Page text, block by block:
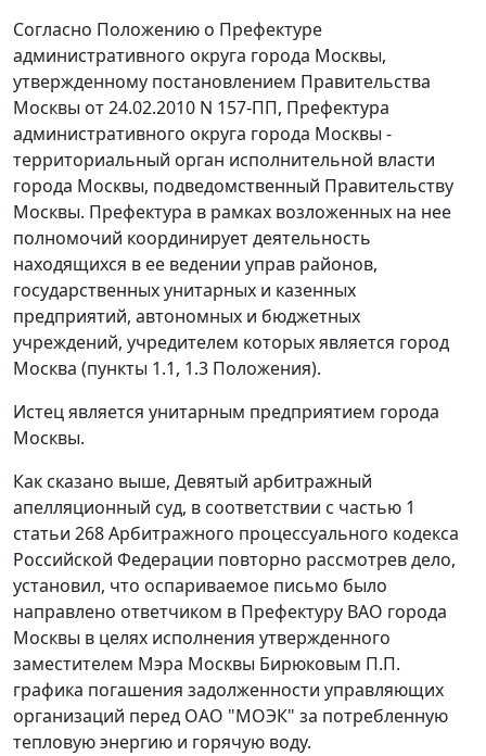
Согласно Положению о Префектуре
административного округа города Москвы,
утвержденному постановлением Правительства
Москвы от 24.02.2010 N 157-ПП, Префектура
административного округа города Москвы -
территориальный орган исполнительной власти
города Москвы, подведомственный Правительству
Москвы. Префектура в рамках возложенных на нее
полномочий координирует деятельность
находящихся в ее ведении управ районов,
государственных унитарных и казенных
предприятий, автономных и бюджетных
учреждений, учредителем которых является город
Москва (пункты 1.1, 1.3 Положения).
Истец является унитарным предприятием города
Москвы.
Как сказано выше, Девятый арбитражный
апелляционный суд, в соответствии с частью 1
статьи 268Арбитражного процессуального кодекса
Российской Федерации повторно рассмотрев дело,
установил, что оспариваемое письмо было
направлено ответчиком в Префектуру ВАО города
Москвы в целях исполнения утвержденного
заместителем Мэра Москвы Бирюковым П.П.
графика погашения задолженности управляющих
организаций перед ОАО "МОЭК" за потребленную
тепловую энергию и горячую воду.